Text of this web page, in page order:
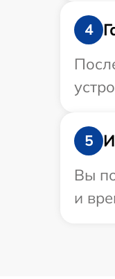
4
5
Вы
и